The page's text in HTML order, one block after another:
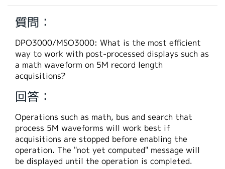
質問：
DPO3000/MSO3000: What is the most efficient
way to work with post-processed displays such as
a math waveform on 5M record length
acquisitions?
回答：
Operations such as math, bus and search that
process 5M waveforms will work best if
acquisitions are stopped before enabling the
operation. The "not yet computed" message will
be displayed until the operation is completed.